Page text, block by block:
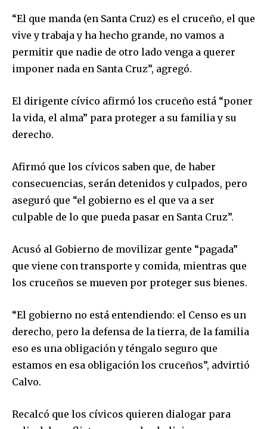
Join our community of
SUBSCRIBERS and be part of the
conversation.
To subscribe, simply enter your email address on our website
or click the subscribe button below. Don't worry, we respect
“El que manda (en Santa Cruz) es el cruceño, el que
vive y trabaja y ha hecho grande, no vamos a
permitir que nadie de otro lado venga a querer
imponer nada en Santa Cruz”, agregó.
El dirigente cívico afirmó los cruceño está “poner
la vida, el alma” para proteger a su familia y su
derecho.
Afirmó que los cívicos saben que, de haber
consecuencias, serán detenidos y culpados, pero
aseguró que “el gobierno es el que va a ser
culpable de lo que pueda pasar en Santa Cruz”.
Acusó al Gobierno de movilizar gente “pagada”
que viene con transporte y comida, mientras que
los cruceños se mueven por proteger sus bienes.
“El gobierno no está entendiendo: el Censo es un
derecho, pero la defensa de la tierra, de la familia
eso es una obligación y téngalo seguro que
estamos en esa obligación los cruceños”, advirtió
Calvo.
Recalcó que los cívicos quieren dialogar para